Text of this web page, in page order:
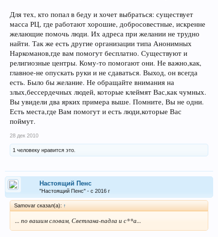
Для тех, кто попал в беду и хочет выбраться: существует
масса РЦ, где работают хорошие, добросовестные, искренне
желающие помочь люди. Их адреса при желании не трудно
найти. Так же есть другие организации типа Анонимных
Наркоманов,где вам помогут бесплатно. Существуют и
религиозные центры. Кому-то помогают они. Не важно,как,
главное-не опускать руки и не сдаваться. Выход, он всегда
есть. Было бы желание. Не обращайте внимания на
злых,бессердечных людей, которые клеймят Вас,как чумных.
Вы увидели два ярких примера выше. Помните, Вы не одни.
Есть места,где Вам помогут и есть люди,которые Вас
поймут.
28 дек 2010
1 человеку нравится это.
Настоящий Пенс
"Настоящий Пенс" - с 2016 г
Samovar сказал(а): ↑
... по вашим словам, Светлана-падла и с**а...